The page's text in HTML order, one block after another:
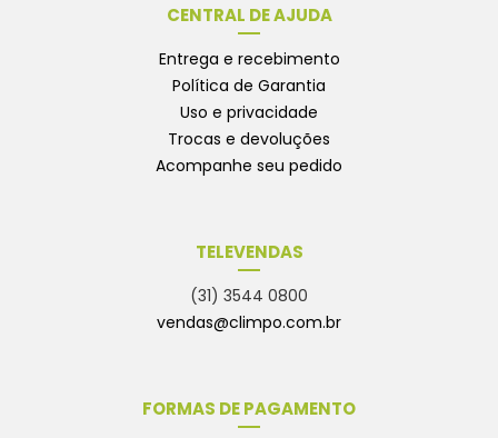
CENTRAL DE AJUDA
Entrega e recebimento
Política de Garantia
Uso e privacidade
Trocas e devoluções
Acompanhe seu pedido
TELEVENDAS
(31) 3544 0800
vendas@climpo.com.br
FORMAS DE PAGAMENTO